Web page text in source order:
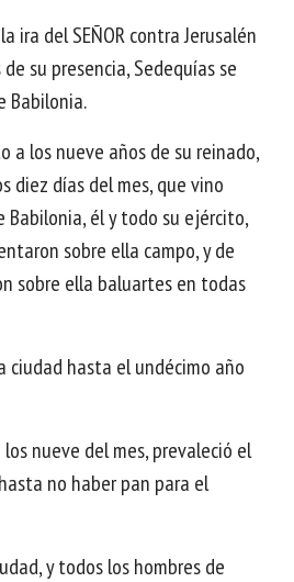
ira del SEÑOR contra Jerusalén
su presencia, Sedequías se
Babilonia.
a los nueve años de su reinado,
diez días del mes, que vino
Babilonia, él y todo su ejército,
sobre ella campo, y de
sobre ella baluartes en todas
ciudad hasta el undécimo año
nueve del mes, prevaleció el
no haber pan para el
y todos los hombres de